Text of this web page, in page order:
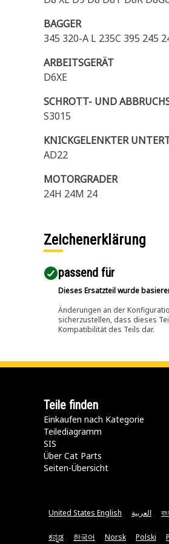
BAGGER
345 320-A L 235C 395 245
ARBEITSGERÄT
D6XE
SCHROTT- UND
S3015
KNICKGELENKTER
AD22
MOTORGRADER
24H 24M 24
Zeichenerklärung
passend für​
Dieses Ersatzteil wurde
Änderungen an der
sicherzustellen, dass dieses
Kompatibilität des Teils dar.
Teile finden
Einkaufen nach Kategorie
Teilediagramm
SIS
Über Cat Parts
Seiten-Übersicht
United States English العربية
ಕನ್ನಡ 한국어 Norsk Polski